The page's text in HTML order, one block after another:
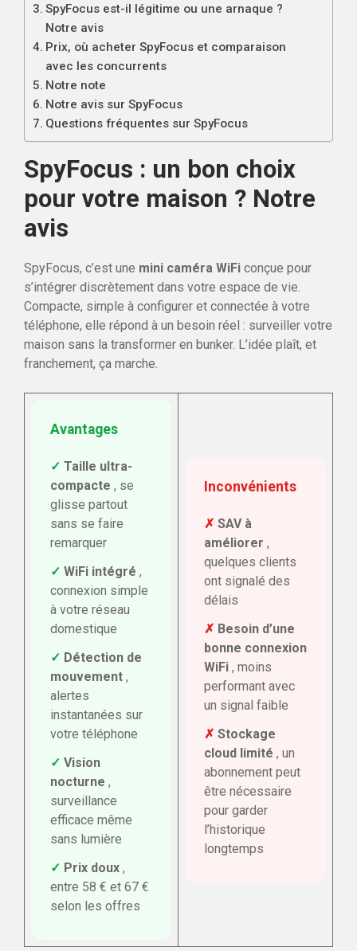
SpyFocus est-il légitime ou une arnaque ?
Notre avis
Prix, où acheter SpyFocus et comparaison
avec les concurrents
Notre note
Notre avis sur SpyFocus
Questions fréquentes sur SpyFocus
SpyFocus : un bon choix
pour votre maison ? Notre
avis
SpyFocus, c’est une mini caméra WiFi conçue pour
s’intégrer discrètement dans votre espace de vie.
Compacte, simple à configurer et connectée à votre
téléphone, elle répond à un besoin réel : surveiller votre
maison sans la transformer en bunker. L’idée plaît, et
franchement, ça marche.
Avantages
✓ Taille ultra-
compacte , se
glisse partout
sans se faire
remarquer
✓ WiFi intégré ,
connexion simple
à votre réseau
domestique
✓ Détection de
mouvement ,
alertes
instantanées sur
votre téléphone
✓ Vision
nocturne ,
surveillance
efficace même
sans lumière
✓ Prix doux ,
entre 58 € et 67 €
selon les offres
Inconvénients
✗ SAV à
améliorer ,
quelques clients
ont signalé des
délais
✗ Besoin d’une
bonne connexion
WiFi , moins
performant avec
un signal faible
✗ Stockage
cloud limité , un
abonnement peut
être nécessaire
pour garder
l’historique
longtemps